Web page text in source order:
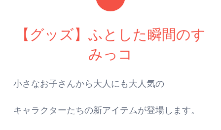
【グッズ】ふとした瞬間のす
みっコ
小さなお子さんから大人にも大人気の
キャラクターたちの新アイテムが登場します。